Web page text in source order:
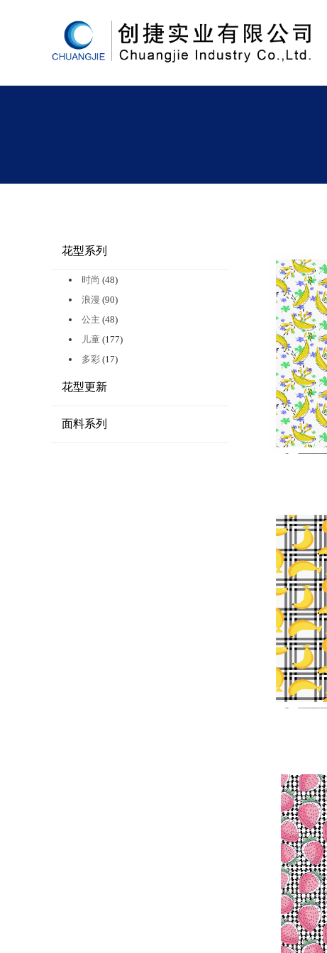
花型系列
时尚 (48)
浪漫 (90)
公主 (48)
儿童 (177)
多彩 (17)
花型更新
面料系列